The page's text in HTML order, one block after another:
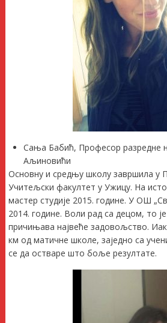
Сања Бабић, Професор разредне
Аљиновићи
Основну и средњу школу завршила у
Учитељски факултет у Ужицу. На
мастер студије 2015. године. У ОШ
2014. године. Воли рад са децом, то
причињава највеће задовољство.
км од матичне школе, заједно са
се да остваре што боље резултате.